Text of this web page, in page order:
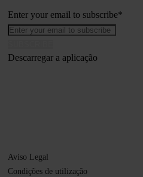
Enter your email to subscribe*
Descarregar a aplicação
Aviso Legal
Condições de utilização